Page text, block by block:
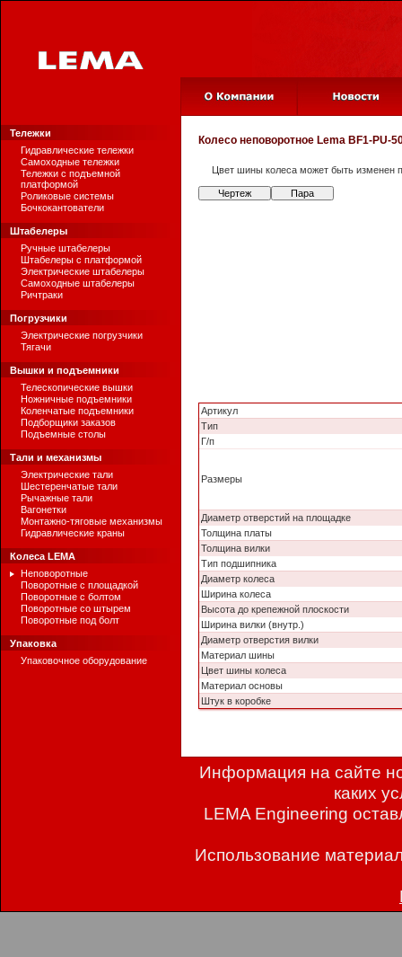
Тележки
Гидравлические тележки
Самоходные тележки
Тележки с подъемной
платформой
Роликовые системы
Бочкокантователи
Штабелеры
Ручные штабелеры
Штабелеры с платформой
Электрические штабелеры
Самоходные штабелеры
Ричтраки
Погрузчики
Электрические погрузчики
Тягачи
Вышки и подъемники
Телескопические вышки
Ножничные подъемники
Коленчатые подъемники
Подборщики заказов
Подъемные столы
Тали и механизмы
Электрические тали
Шестеренчатые тали
Рычажные тали
Вагонетки
Монтажно-тяговые механизмы
Гидравлические краны
Колеса LEMA
Неповоротные
Поворотные с площадкой
Поворотные с болтом
Поворотные со штырем
Поворотные под болт
Упаковка
Упаковочное оборудование
Колесо неповоротное Lema BF1-PU-
Цвет шины колеса может быть изменен
Чертеж Пара
Артикул
Тип
Г/п
Размеры
Диаметр отверстий на площадке
Толщина платы
Толщина вилки
Тип подшипника
Диаметр колеса
Ширина колеса
Высота до крепежной плоскости
Ширина вилки (внутр.)
Диаметр отверстия вилки
Материал шины
Цвет шины колеса
Материал основы
Штук в коробке
Информация на сайте
каких
LEMA Engineering
Использование